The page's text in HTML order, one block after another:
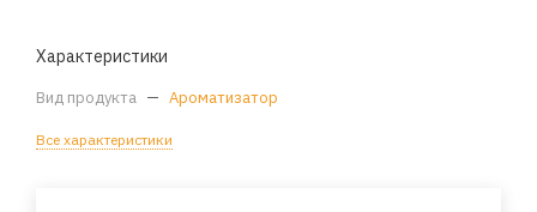
Характеристики
Вид продукта — Ароматизатор
Все характеристики